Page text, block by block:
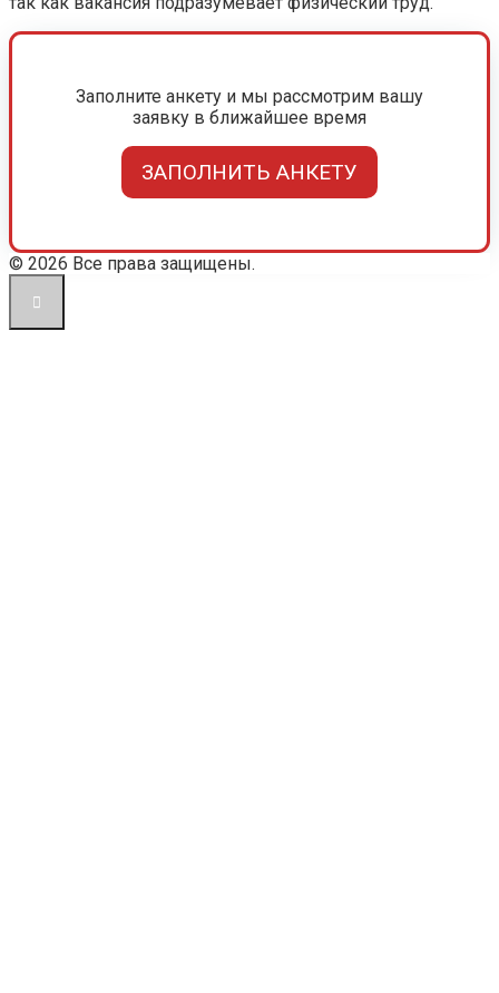
Заполните анкету и мы рассмотрим вашу
заявку в ближайшее время
ЗАПОЛНИТЬ АНКЕТУ
© 2026 Все права защищены.